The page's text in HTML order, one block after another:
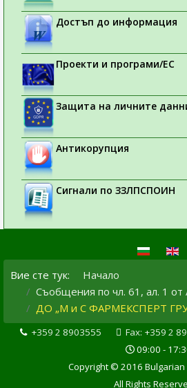
Достъп до информация
Проекти и програми/ЕС
Защита на личните
Антикорупция
Сигнали по ЗЗЛПСПОИН
Вие сте тук:
Начало
Съобщения по чл. 61, ал. 1
ДО „М и С ФАРМЕКСПЕРТ
+359 2 8903555 Fax: +359 2
09:00 -
Copyright © 2016 Bulgarian
All Rights